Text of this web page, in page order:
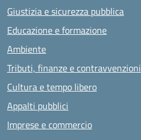
Giustizia e sicurezza pubblica
Educazione e formazione
Ambiente
Tributi, finanze e contravvenzioni
Cultura e tempo libero
Appalti pubblici
Imprese e commercio